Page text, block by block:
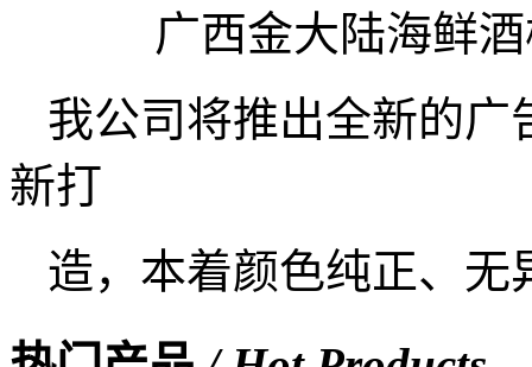
广西金大陆海鲜酒楼
我公司将推出全新的
新打
造，本着颜色纯正、